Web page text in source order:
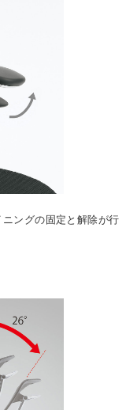
ングの固定と解除が行